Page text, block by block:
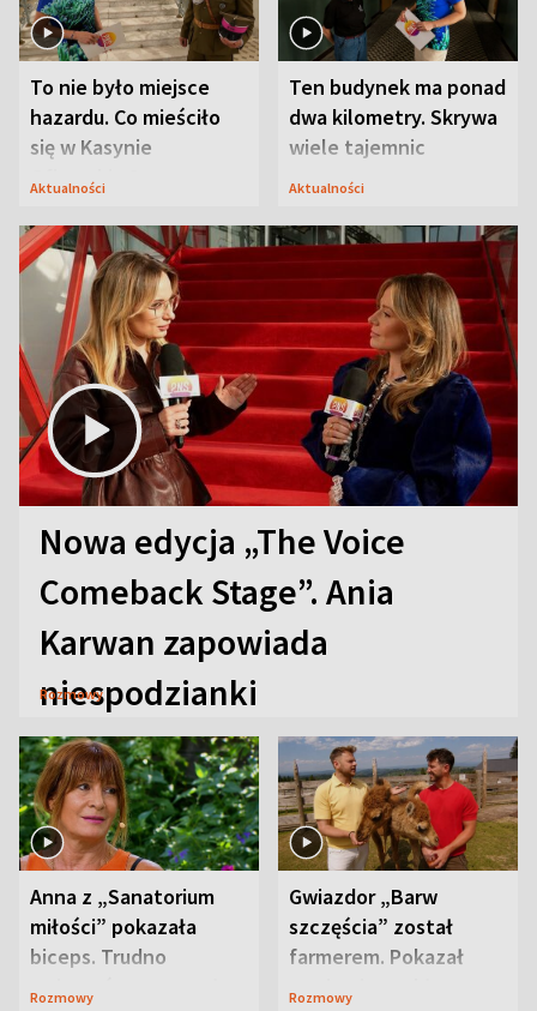
To nie było miejsce
hazardu. Co mieściło
się w Kasynie
Oficerskim?
Aktualności
Ten budynek ma ponad
dwa kilometry. Skrywa
wiele tajemnic
Aktualności
Nowa edycja „The Voice
Comeback Stage”. Ania
Karwan zapowiada
niespodzianki
Rozmowy
Anna z „Sanatorium
miłości” pokazała
biceps. Trudno
uwierzyć, co przeszła
Rozmowy
Gwiazdor „Barw
szczęścia” został
farmerem. Pokazał
swoje niezwykłe
Rozmowy